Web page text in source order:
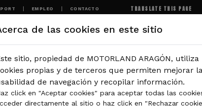
EMPLEO CONTACTO TRANSLATE THIS PAGE
de las cookies en este sitio
sitio, propiedad de MOTORLAND ARAGÓN, utiliza
propias y de terceros que permiten mejorar
de navegación y recopilar información.
click en "Aceptar cookies" para aceptar todas las
directamente al sitio o haz click en "Rechazar